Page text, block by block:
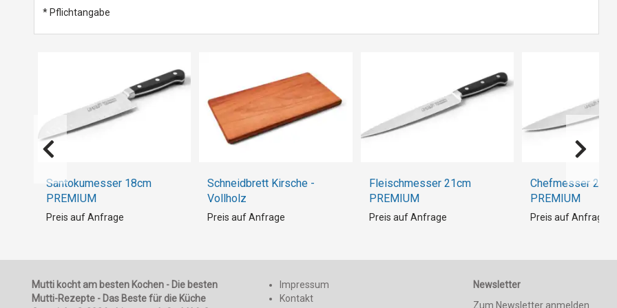
* Pflichtangabe
Santokumesser 18cm
PREMIUM
Preis auf Anfrage
Schneidbrett Kirsche -
Vollholz
Preis auf Anfrage
Fleischmesser 21cm
PREMIUM
Preis auf Anfrage
Chefmesser 21cm
PREMIUM
Preis auf Anfrage
Mutti kocht am besten Kochen - Die besten
Mutti-Rezepte - Das Beste für die Küche
Impressum
Kontakt
Newsletter
Zum Newsletter anmelden